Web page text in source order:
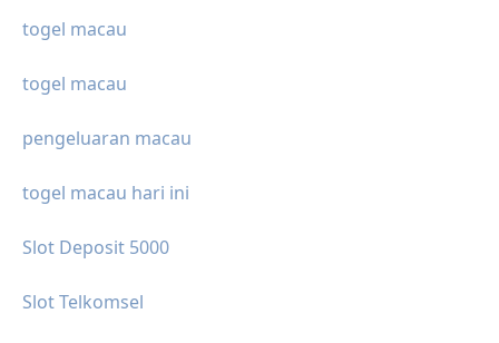
togel macau
togel macau
pengeluaran macau
togel macau hari ini
Slot Deposit 5000
Slot Telkomsel